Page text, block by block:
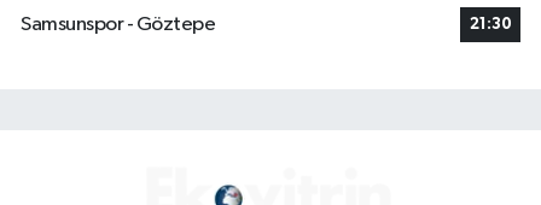
Samsunspor - Göztepe
21:30